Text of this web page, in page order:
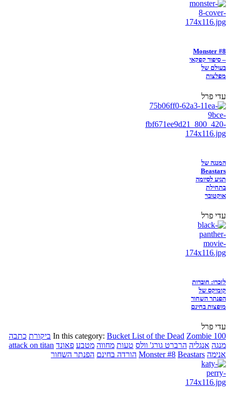
Monster #8
– סיפור קפקאי
בעולם של
מפלצות
עדי פרל
המנגה של
Beastars
תגיע לסיומה
בתחילת
אוקטובר
עדי פרל
לזכרו: חוברות
קומיקס של
הפנתר השחור
מופצות בחינם
עדי פרל
In this category: Bucket List of the Dead Zombie 100 ביקורת כתבה
מנגה אנגליה הרברט גורג' וולס טעות מחווה מטבע פאונד attack on titan
אנימה
Monster #8 Beastars הורדה בחינם הפנתר השחור